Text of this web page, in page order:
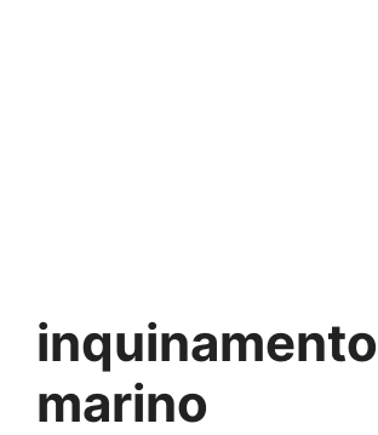
inquinamento
marino